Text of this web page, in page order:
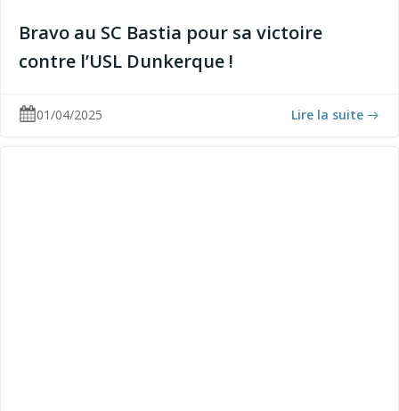
Bravo au SC Bastia pour sa victoire
contre l’USL Dunkerque !
01/04/2025 Lire la suite